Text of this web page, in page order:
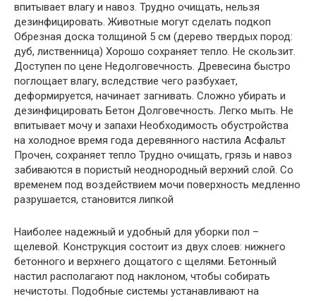
впитывает влагу и навоз. Трудно очищать, нельзя
дезинфицировать. Животные могут сделать подкоп
Обрезная доска толщиной 5 см (дерево твердых пород:
дуб, лиственница) Хорошо сохраняет тепло. Не скользит.
Доступен по цене Недолговечность. Древесина быстро
поглощает влагу, вследствие чего разбухает,
деформируется, начинает загнивать. Сложно убирать и
дезинфицировать Бетон Долговечность. Легко мыть. Не
впитывает мочу и запахи Необходимость обустройства
на холодное время года деревянного настила Асфальт
Прочен, сохраняет тепло Трудно очищать, грязь и навоз
забиваются в пористый неоднородный верхний слой. Со
временем под воздействием мочи поверхность медленно
разрушается, становится липкой
Наиболее надежный и удобный для уборки пол –
щелевой. Конструкция состоит из двух слоев: нижнего
бетонного и верхнего дощатого с щелями. Бетонный
настил располагают под наклоном, чтобы собирать
нечистоты. Подобные системы устанавливают на